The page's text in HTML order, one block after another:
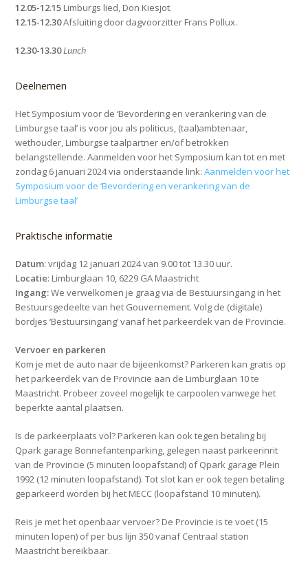
12.05-12.15 Limburgs lied, Don Kiesjot.
12.15-12.30Afsluiting door dagvoorzitter Frans Pollux.
12.30-13.30Lunch
Deelnemen
Het Symposium voor de ‘Bevordering en verankering van de
Limburgse taal’ is voor jou als politicus, (taal)ambtenaar,
wethouder, Limburgse taalpartner en/of betrokken
belangstellende. Aanmelden voor het Symposium kan tot en met
zondag 6 januari 2024 via onderstaande link:Aanmelden voor het
Symposium voor de ‘Bevordering en verankering van de
Limburgse taal’
Praktische informatie
Datum: vrijdag 12 januari 2024 van 9.00 tot 13.30 uur.
Locatie: Limburglaan 10, 6229 GA Maastricht
Ingang:We verwelkomen je graag via de Bestuursingang in het
Bestuursgedeelte van het Gouvernement. Volg de (digitale)
bordjes ‘Bestuursingang’ vanaf het parkeerdek van de Provincie.
Vervoer en parkeren
Kom je met de auto naar de bijeenkomst? Parkeren kan gratis op
het parkeerdek van de Provincie aan de Limburglaan 10 te
Maastricht. Probeer zoveel mogelijk te carpoolen vanwege het
beperkte aantal plaatsen.
Is de parkeerplaats vol? Parkeren kan ook tegen betaling bij
Qpark garage Bonnefantenparking, gelegen naast parkeerinrit
van de Provincie (5 minuten loopafstand) of Qpark garage Plein
1992 (12 minuten loopafstand). Tot slot kan er ook tegen betaling
geparkeerd worden bij het MECC (loopafstand 10 minuten).
Reis je met het openbaar vervoer? De Provincie is te voet (15
minuten lopen) of per bus lijn 350 vanaf Centraal station
Maastricht bereikbaar.